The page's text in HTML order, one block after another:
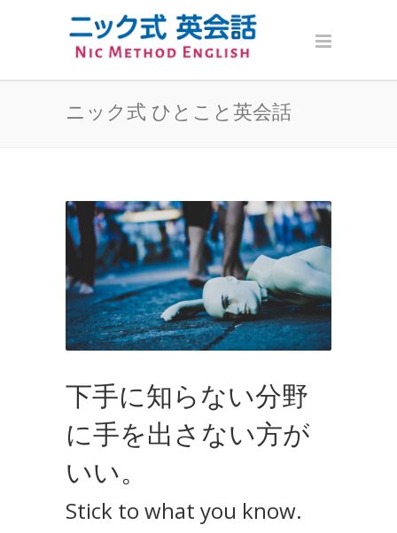
ニック式 ひとこと英会話
下手に知らない分野
に手を出さない方が
いい。
Stick to what you know.